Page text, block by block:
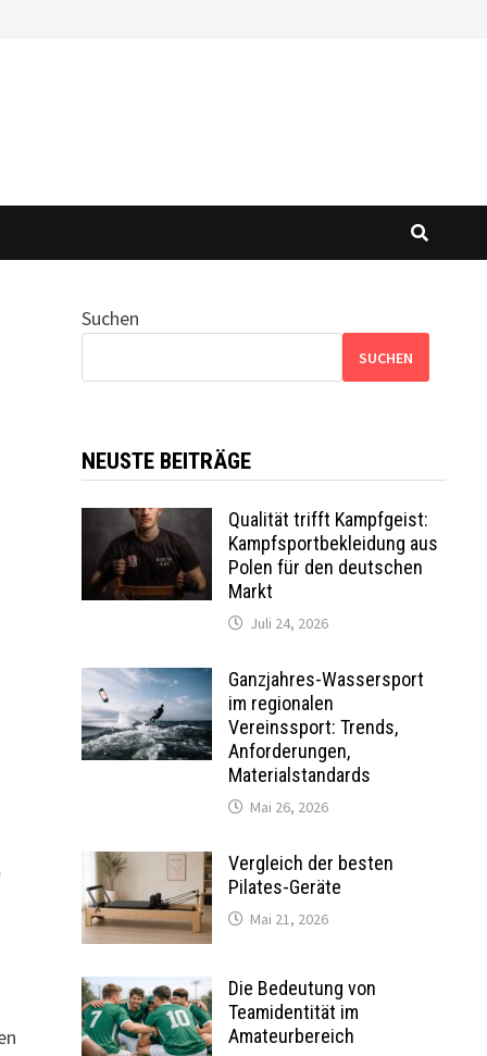
Suchen
SUCHEN
NEUSTE BEITRÄGE
Qualität trifft Kampfgeist:
Kampfsportbekleidung aus
Polen für den deutschen
Markt
Juli 24, 2026
Ganzjahres-Wassersport
im regionalen
Vereinssport: Trends,
Anforderungen,
Materialstandards
Mai 26, 2026
Vergleich der besten
Pilates-Geräte
Mai 21, 2026
Die Bedeutung von
Teamidentität im
Amateurbereich